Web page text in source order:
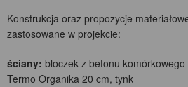
Konstrukcja oraz propozycje
zastosowane w projekcie:
ściany: bloczek z betonu
Termo Organika 20 cm, tynk